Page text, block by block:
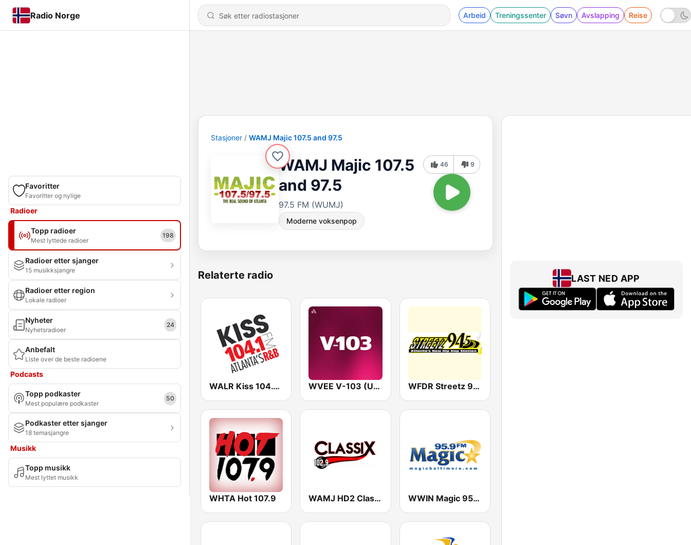
Radio Norge Arbeid Treningssenter Søvn Avslapping Reise
Favoritter
Favoritter og nylige
Radioer
Topp radioer
Mest lyttede radioer
198
Radioer etter sjanger
15 musikksjangre
Radioer etter region
Lokale radioer
Nyheter
Nyhetsradioer
24
Anbefalt
Liste over de beste radioene
Podcasts
Topp podkaster
Mest populære podkaster
50
Podkaster etter sjanger
18 temasjangre
Musikk
Topp musikk
Mest lyttet musikk
Stasjoner WAMJ Majic 107.5 and 97.5
WAMJ Majic 107.5
and 97.5
97.5 FM (WUMJ)
Moderne voksenpop
46 9
Relaterte radio
WALR Kiss 104.1 (US Only) WVEE V-103 (US Only) WFDR Streetz 94.5 FM
WHTA Hot 107.9 WAMJ HD2 Classix ATL WWIN Magic 95.9 FM
LAST NED APP